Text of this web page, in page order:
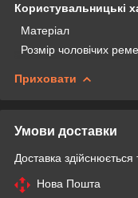
Користувальницькі
Матеріал
Розмір чоловічих
Приховати
Умови доставки
Доставка здійснюється
Нова Пошта